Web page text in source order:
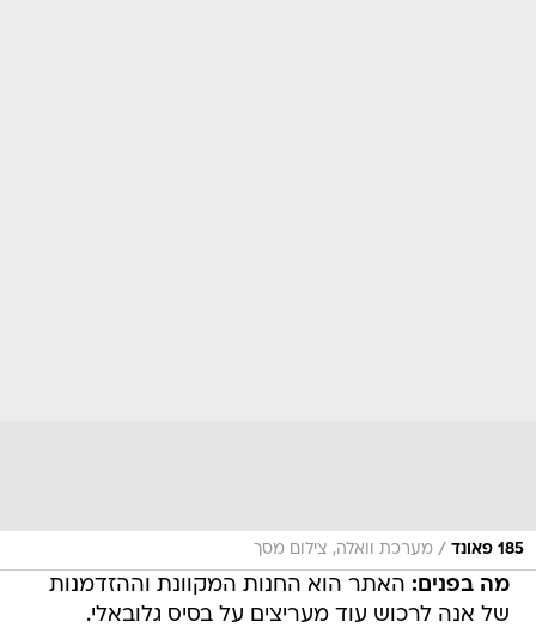
185 פאונד / מערכת וואלה, צילום מסך
מה בפנים: האתר הוא החנות המקוונת וההזדמנות
של אנה לרכוש עוד מעריצים על בסיס גלובאלי.